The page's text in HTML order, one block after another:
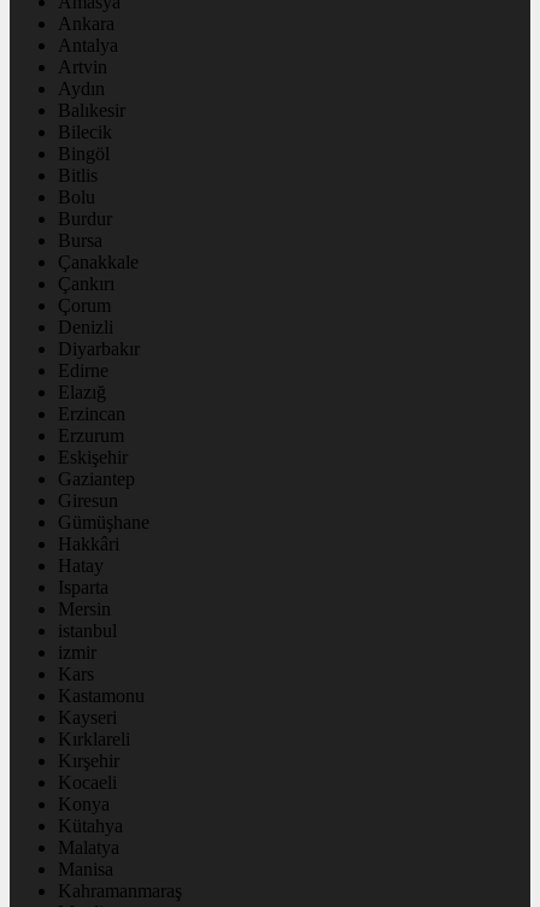
Ankara
Antalya
Artvin
Aydın
Balıkesir
Bilecik
Bingöl
Bitlis
Bolu
Burdur
Bursa
Çanakkale
Çankırı
Çorum
Denizli
Diyarbakır
Edirne
Elazığ
Erzincan
Erzurum
Eskişehir
Gaziantep
Giresun
Gümüşhane
Hakkâri
Hatay
Isparta
Mersin
istanbul
izmir
Kars
Kastamonu
Kayseri
Kırklareli
Kırşehir
Kocaeli
Konya
Kütahya
Malatya
Manisa
Kahramanmaraş